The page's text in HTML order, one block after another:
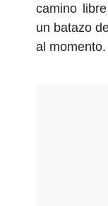
camino
un batazo
al momento.